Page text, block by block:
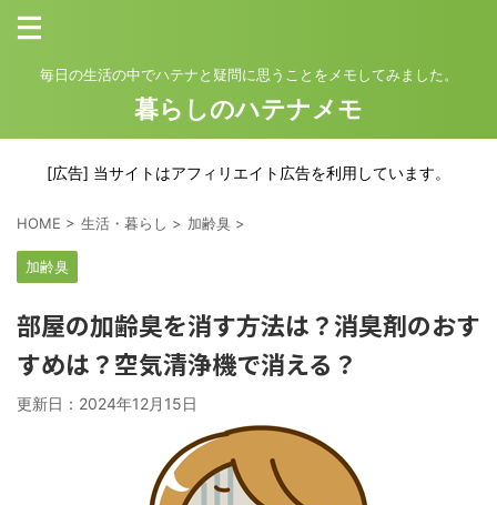
毎日の生活の中でハテナと疑問に思うことをメモしてみました。
暮らしのハテナメモ
[広告] 当サイトはアフィリエイト広告を利用しています。
HOME > 生活・暮らし > 加齢臭 >
加齢臭
部屋の加齢臭を消す方法は？消臭剤のおす
すめは？空気清浄機で消える？
更新日： 2024年12月15日